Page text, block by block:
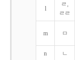
l
ㄹ,
ㄹㄹ
m ㅁ
n ㄴ